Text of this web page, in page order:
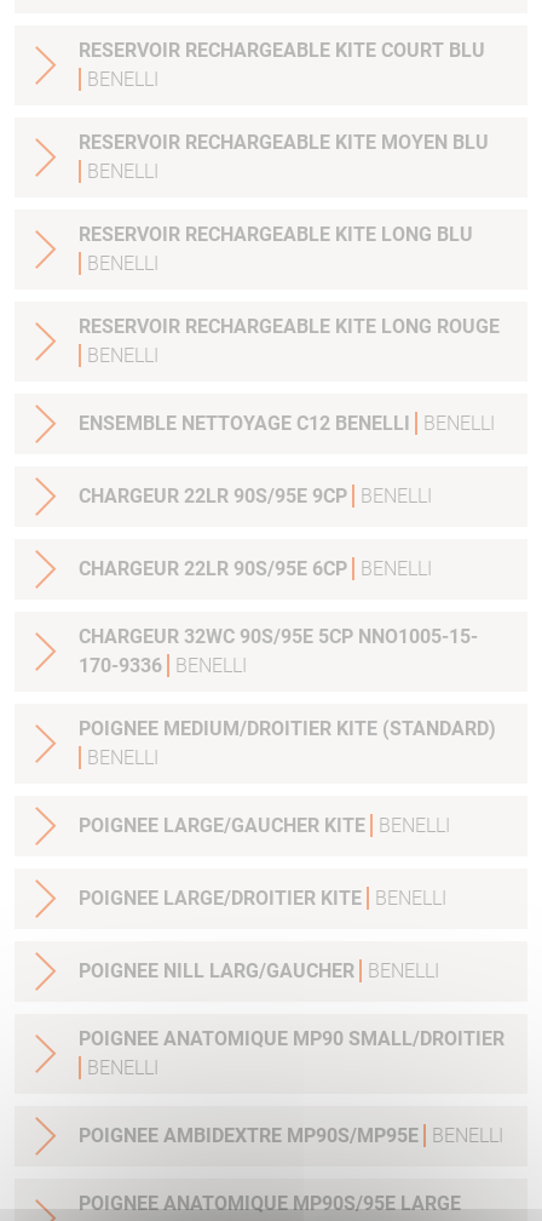
RESERVOIR RECHARGEABLE KITE COURT BLU
BENELLI
RESERVOIR RECHARGEABLE KITE MOYEN BLU
BENELLI
RESERVOIR RECHARGEABLE KITE LONG BLU
BENELLI
RESERVOIR RECHARGEABLE KITE LONG ROUGE
BENELLI
ENSEMBLE NETTOYAGE C12 BENELLI BENELLI
CHARGEUR 22LR 90S/95E 9CP BENELLI
CHARGEUR 22LR 90S/95E 6CP BENELLI
CHARGEUR 32WC 90S/95E 5CP NNO1005-15-
170-9336
BENELLI
POIGNEE MEDIUM/DROITIER KITE (STANDARD)
BENELLI
POIGNEE LARGE/GAUCHER KITE BENELLI
POIGNEE LARGE/DROITIER KITE BENELLI
POIGNEE NILL LARG/GAUCHER BENELLI
POIGNEE ANATOMIQUE MP90 SMALL/DROITIER
BENELLI
POIGNEE AMBIDEXTRE MP90S/MP95E BENELLI
POIGNEE ANATOMIQUE MP90S/95E LARGE